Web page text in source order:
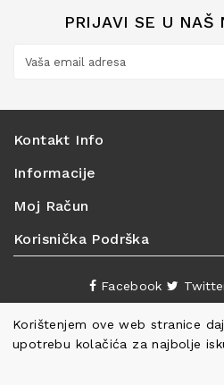
Korištenjem ove web stranice
upotrebu kolačića za najbolje
PRIJAVI SE U NAŠ
Kontakt Info
Informacije
Moj Račun
Korisnička Podrška
Facebook